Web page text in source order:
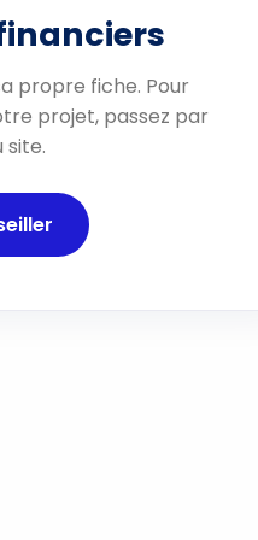
propre fiche. Pour
projet, passez par
site.